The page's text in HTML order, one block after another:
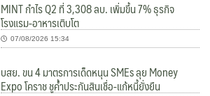
MINT กำไร Q2 ที่ 3,308 ลบ. เพิ่มขึ้น 7% ธุรกิจ
โรงแรม-อาหารเติบโต
07/08/2026 15:34
บสย. ขน 4 มาตรการเด็ดหนุน SMEs ลุย Money
Expo โคราช ชูค้ำประกันสินเชื่อ-แก้หนี้ยั่งยืน